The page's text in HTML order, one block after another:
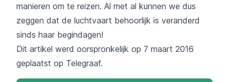
manieren om te reizen. Al met al kunnen we dus
zeggen dat de luchtvaart behoorlijk is veranderd
sinds haar begindagen!
Dit artikel werd oorspronkelijk op 7 maart 2016
geplaatst op Telegraaf.